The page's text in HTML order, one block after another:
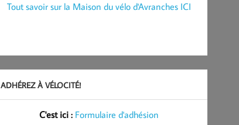
Tout savoir sur la Maison du vélo d'Avranches ICI
ADHÉREZ À VÉLOCITÉ!
C'est ici : Formulaire d'adhésion